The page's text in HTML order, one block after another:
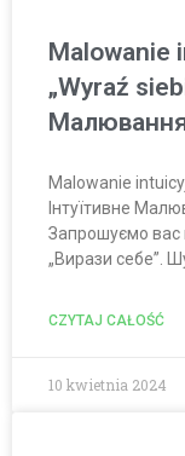
Malowanie
„Wyraź
Малювання
Malowanie
Інтуїтивне
Запрошуємо вас
„Вирази себе”.
CZYTAJ CAŁOŚĆ
10 kwietnia 2024